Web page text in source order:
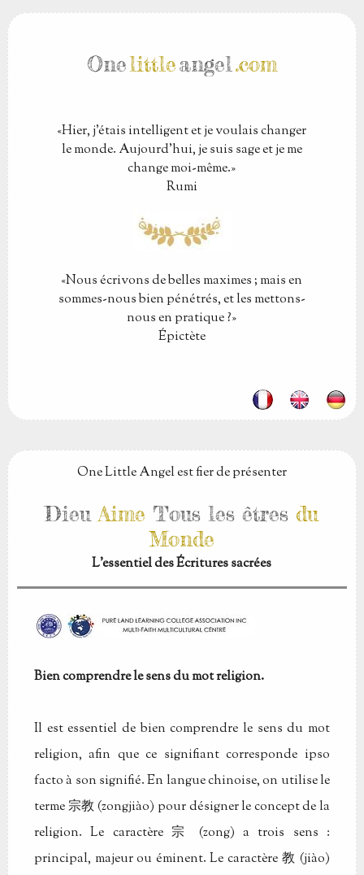
Onelittleangel.com
Hier, j'étais intelligent et je voulais changer
le monde. Aujourd'hui, je suis sage et je me
change moi-même.
Rumi
Nous écrivons de belles maximes ; mais en
sommes-nous bien pénétrés, et les mettons-
nous en pratique ?
Épictète
One Little Angel est fier de présenter
Dieu Aime Tous les êtresdu
Monde
L'essentiel des Écritures sacrées
Bien comprendre le sens du mot religion.
Il est essentiel de bien comprendre le sens du mot
religion, afin que ce signifiant corresponde ipso
facto à son signifié. En langue chinoise, on utilise le
terme 宗教 (zongjiào) pour désigner le concept de la
religion. Le caractère 宗 (zong) a trois sens :
principal, majeur ou éminent. Le caractère 教 (jiào)